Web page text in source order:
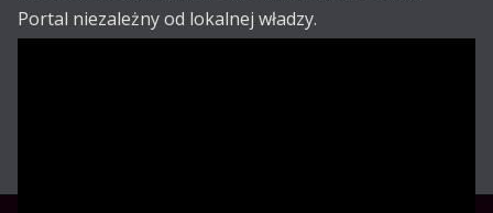
Portal niezależny od lokalnej władzy.